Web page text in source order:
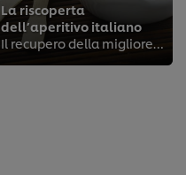
La riscoperta
dell’aperitivo italiano
Il recupero della migliore tradizione italiana